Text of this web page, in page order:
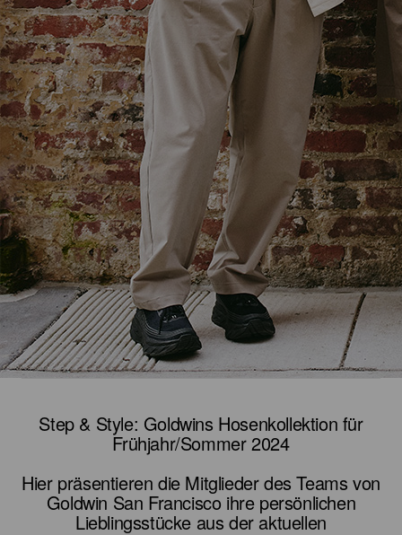
Step & Style: Goldwins Hosenkollektion für
Frühjahr/Sommer 2024
Hier präsentieren die Mitglieder des Teams von
Goldwin San Francisco ihre persönlichen
Lieblingsstücke aus der aktuellen